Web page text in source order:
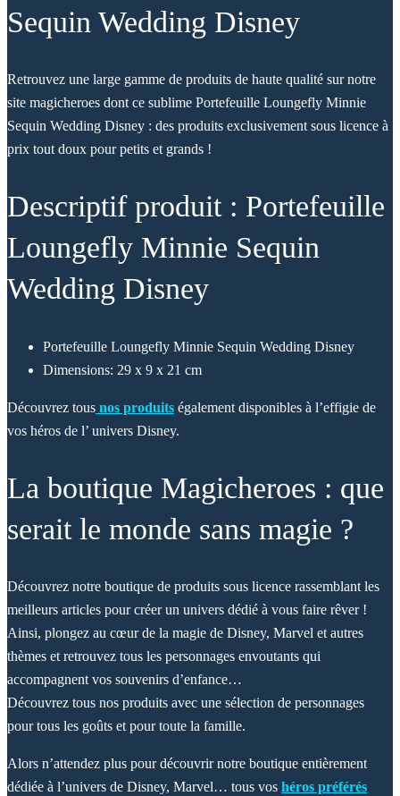
Sequin Wedding Disney
Retrouvez une large gamme de produits de haute qualité sur notre
site magicheroes dont ce sublime Portefeuille Loungefly Minnie
Sequin Wedding Disney : des produits exclusivement sous licence à
prix tout doux pour petits et grands !
Descriptif produit : Portefeuille
Loungefly Minnie Sequin
Wedding Disney
Portefeuille Loungefly Minnie Sequin Wedding Disney
Dimensions: 29 x 9 x 21 cm
Découvrez tous nos produits également disponibles à l’effigie de
vos héros de l’ univers Disney.
La boutique Magicheroes : que
serait le monde sans magie ?
Découvrez notre boutique de produits sous licence rassemblant les
meilleurs articles pour créer un univers dédié à vous faire rêver !
Ainsi, plongez au cœur de la magie de Disney, Marvel et autres
thèmes et retrouvez tous les personnages envoutants qui
accompagnent vos souvenirs d’enfance…
Découvrez tous nos produits avec une sélection de personnages
pour tous les goûts et pour toute la famille.
Alors n’attendez plus pour découvrir notre boutique entièrement
dédiée à l’univers de Disney, Marvel… tous vos héros préférés